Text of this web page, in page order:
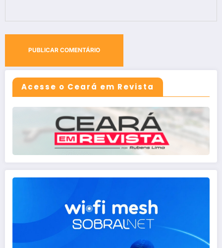
Acesse o Ceará em Revista